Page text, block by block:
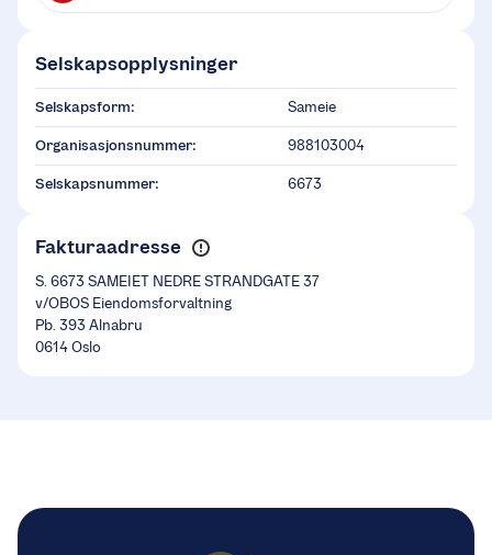
Selskapsopplysninger
Selskapsform: Sameie
Organisasjonsnummer: 988103004
Selskapsnummer: 6673
Fakturaadresse
S. 6673 SAMEIET NEDRE STRANDGATE 37
v/OBOS Eiendomsforvaltning
Pb. 393 Alnabru
0614 Oslo